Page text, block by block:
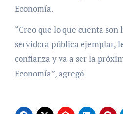
Economía.
“Creo que lo que cuenta son
servidora pública ejemplar,
confianza y va a ser la
Economía”, agregó.